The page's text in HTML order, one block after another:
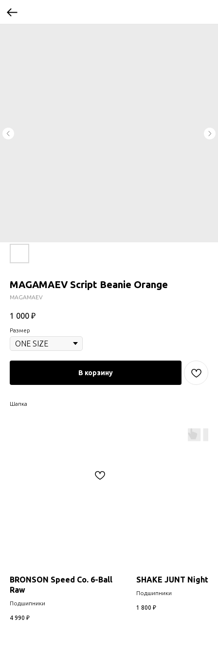
MAGAMAEV Script Beanie Orange
MAGAMAEV
1 000 ₽
Размер
В корзину
Шапка
BRONSON Speed Co. 6-Ball
Raw
Подшипники
4 990 ₽
SHAKE JUNT Night
Подшипники
1 800 ₽